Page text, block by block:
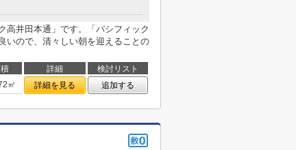
高井田本通」です。「パシフィック
いので、清々しい朝を迎えることの
詳細
検討リスト
㎡ 詳細を見る 追加する